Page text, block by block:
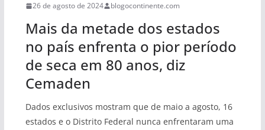
26 de agosto de 2024 blogocontinente.com
Mais da metade dos estados
no país enfrenta o pior período
de seca em 80 anos, diz
Cemaden
Dados exclusivos mostram que de maio a agosto, 16
estados e o Distrito Federal nunca enfrentaram uma